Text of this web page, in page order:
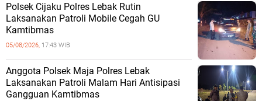
Polsek Cijaku Polres Lebak Rutin
Laksanakan Patroli Mobile Cegah GU
Kamtibmas
05/08/2026, 17:43 WIB
Anggota Polsek Maja Polres Lebak
Laksanakan Patroli Malam Hari Antisipasi
Gangguan Kamtibmas